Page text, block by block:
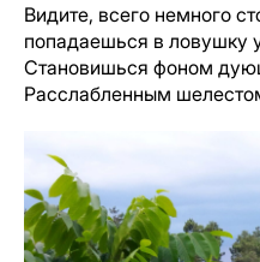
Видите, всего немного
попадаешься в
Становишься фоном
Расслабленным